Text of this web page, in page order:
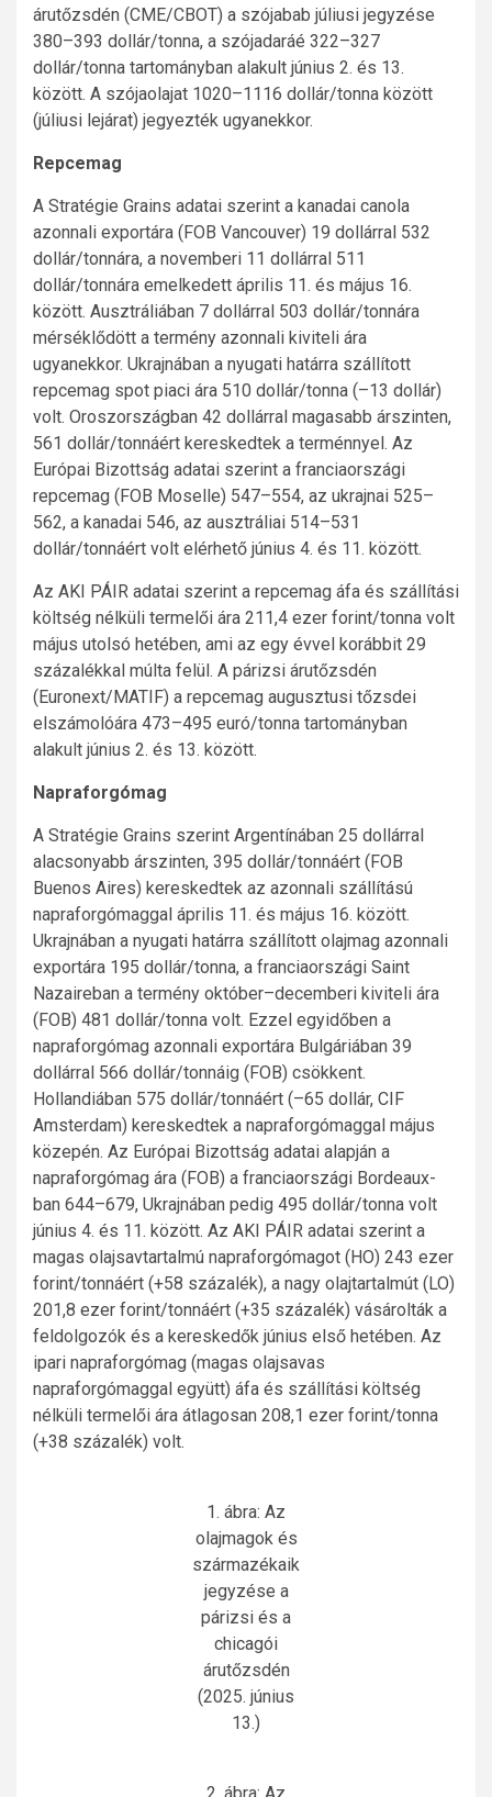
árutőzsdén (CME/CBOT) a szójabab júliusi jegyzése
380–393 dollár/tonna, a szójadaráé 322–327
dollár/tonna tartományban alakult június 2. és 13.
között. A szójaolajat 1020–1116 dollár/tonna között
(júliusi lejárat) jegyezték ugyanekkor.
Repcemag
A Stratégie Grains adatai szerint a kanadai canola
azonnali exportára (FOB Vancouver) 19 dollárral 532
dollár/tonnára, a novemberi 11 dollárral 511
dollár/tonnára emelkedett április 11. és május 16.
között. Ausztráliában 7 dollárral 503 dollár/tonnára
mérséklődött a termény azonnali kiviteli ára
ugyanekkor. Ukrajnában a nyugati határra szállított
repcemag spot piaci ára 510 dollár/tonna (–13 dollár)
volt. Oroszországban 42 dollárral magasabb árszinten,
561 dollár/tonnáért kereskedtek a terménnyel. Az
Európai Bizottság adatai szerint a franciaországi
repcemag (FOB Moselle) 547–554, az ukrajnai 525–
562, a kanadai 546, az ausztráliai 514–531
dollár/tonnáért volt elérhető június 4. és 11. között.
Az AKI PÁIR adatai szerint a repcemag áfa és szállítási
költség nélküli termelői ára 211,4 ezer forint/tonna volt
május utolsó hetében, ami az egy évvel korábbit 29
százalékkal múlta felül. A párizsi árutőzsdén
(Euronext/MATIF) a repcemag augusztusi tőzsdei
elszámolóára 473–495 euró/tonna tartományban
alakult június 2. és 13. között.
Napraforgómag
A Stratégie Grains szerint Argentínában 25 dollárral
alacsonyabb árszinten, 395 dollár/tonnáért (FOB
Buenos Aires) kereskedtek az azonnali szállítású
napraforgómaggal április 11. és május 16. között.
Ukrajnában a nyugati határra szállított olajmag azonnali
exportára 195 dollár/tonna, a franciaországi Saint
Nazaireban a termény október–decemberi kiviteli ára
(FOB) 481 dollár/tonna volt. Ezzel egyidőben a
napraforgómag azonnali exportára Bulgáriában 39
dollárral 566 dollár/tonnáig (FOB) csökkent.
Hollandiában 575 dollár/tonnáért (–65 dollár, CIF
Amsterdam) kereskedtek a napraforgómaggal május
közepén. Az Európai Bizottság adatai alapján a
napraforgómag ára (FOB) a franciaországi Bordeaux-
ban 644–679, Ukrajnában pedig 495 dollár/tonna volt
június 4. és 11. között. Az AKI PÁIR adatai szerint a
magas olajsavtartalmú napraforgómagot (HO) 243 ezer
forint/tonnáért (+58 százalék), a nagy olajtartalmút (LO)
201,8 ezer forint/tonnáért (+35 százalék) vásárolták a
feldolgozók és a kereskedők június első hetében. Az
ipari napraforgómag (magas olajsavas
napraforgómaggal együtt) áfa és szállítási költség
nélküli termelői ára átlagosan 208,1 ezer forint/tonna
(+38 százalék) volt.
1. ábra: Az
olajmagok és
származékaik
jegyzése a
párizsi és a
chicagói
árutőzsdén
(2025. június
13.)